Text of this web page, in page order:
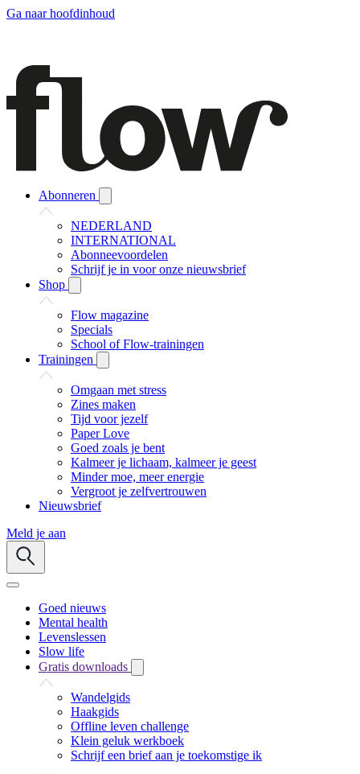
Ga naar hoofdinhoud
Abonneren
NEDERLAND
INTERNATIONAL
Abonneevoordelen
Schrijf je in voor onze nieuwsbrief
Shop
Flow magazine
Specials
School of Flow-trainingen
Trainingen
Omgaan met stress
Zines maken
Tijd voor jezelf
Paper Love
Goed zoals je bent
Kalmeer je lichaam, kalmeer je geest
Minder moe, meer energie
Vergroot je zelfvertrouwen
Nieuwsbrief
Meld je aan
Goed nieuws
Mental health
Levenslessen
Slow life
Gratis downloads
Wandelgids
Haakgids
Offline leven challenge
Klein geluk werkboek
Schrijf een brief aan je toekomstige ik